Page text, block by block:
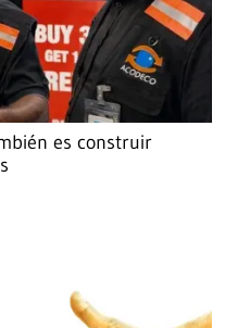
es construir